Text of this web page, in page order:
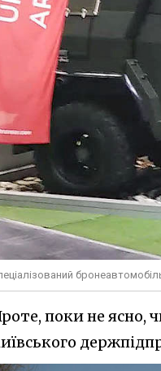
поки не ясно,